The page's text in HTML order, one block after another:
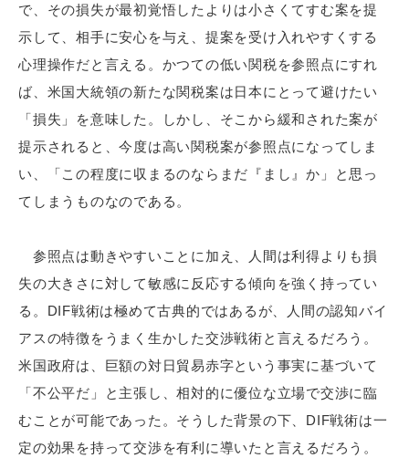
で、その損失が最初覚悟したよりは小さくてすむ案を提
示して、相手に安心を与え、提案を受け入れやすくする
心理操作だと言える。かつての低い関税を参照点にすれ
ば、米国大統領の新たな関税案は日本にとって避けたい
「損失」を意味した。しかし、そこから緩和された案が
提示されると、今度は高い関税案が参照点になってしま
い、「この程度に収まるのならまだ『まし』か」と思っ
てしまうものなのである。
参照点は動きやすいことに加え、人間は利得よりも損
失の大きさに対して敏感に反応する傾向を強く持ってい
る。DIF戦術は極めて古典的ではあるが、人間の認知バイ
アスの特徴をうまく生かした交渉戦術と言えるだろう。
米国政府は、巨額の対日貿易赤字という事実に基づいて
「不公平だ」と主張し、相対的に優位な立場で交渉に臨
むことが可能であった。そうした背景の下、DIF戦術は一
定の効果を持って交渉を有利に導いたと言えるだろう。